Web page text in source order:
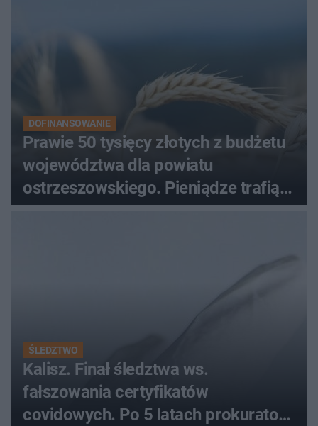
DOFINANSOWANIE
Prawie 50 tysięcy złotych z budżetu
województwa dla powiatu
ostrzeszowskiego. Pieniądze trafią
do czterech organizacji
ŚLEDZTWO
Kalisz. Finał śledztwa ws.
fałszowania certyfikatów
covidowych. Po 5 latach prokurator